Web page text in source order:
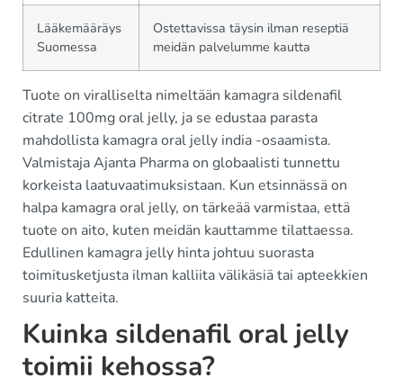
Lääkemääräys
Suomessa
Ostettavissa täysin ilman reseptiä
meidän palvelumme kautta
Tuote on viralliselta nimeltään kamagra sildenafil
citrate 100mg oral jelly, ja se edustaa parasta
mahdollista kamagra oral jelly india -osaamista.
Valmistaja Ajanta Pharma on globaalisti tunnettu
korkeista laatuvaatimuksistaan. Kun etsinnässä on
halpa kamagra oral jelly, on tärkeää varmistaa, että
tuote on aito, kuten meidän kauttamme tilattaessa.
Edullinen kamagra jelly hinta johtuu suorasta
toimitusketjusta ilman kalliita välikäsiä tai apteekkien
suuria katteita.
Kuinka sildenafil oral jelly
toimii kehossa?